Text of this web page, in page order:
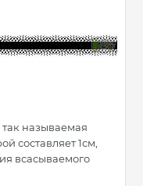
называемая
составляет 1см,
всасываемого